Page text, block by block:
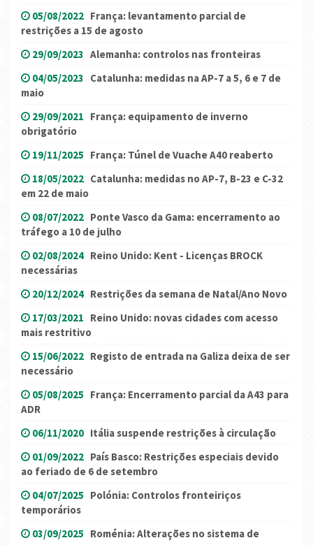
05/08/2022 França: levantamento parcial de
restrições a 15 de agosto
29/09/2023 Alemanha: controlos nas fronteiras
04/05/2023 Catalunha: medidas na AP-7 a 5, 6 e 7 de
maio
29/09/2021 França: equipamento de inverno
obrigatório
19/11/2025 França: Túnel de Vuache A40 reaberto
18/05/2022 Catalunha: medidas no AP-7, B-23 e C-32
em 22 de maio
08/07/2022 Ponte Vasco da Gama: encerramento ao
tráfego a 10 de julho
02/08/2024 Reino Unido: Kent - Licenças BROCK
necessárias
20/12/2024 Restrições da semana de Natal/Ano Novo
17/03/2021 Reino Unido: novas cidades com acesso
mais restritivo
15/06/2022 Registo de entrada na Galiza deixa de ser
necessário
05/08/2025 França: Encerramento parcial da A43 para
ADR
06/11/2020 Itália suspende restrições à circulação
01/09/2022 País Basco: Restrições especiais devido
ao feriado de 6 de setembro
04/07/2025 Polónia: Controlos fronteiriços
temporários
03/09/2025 Roménia: Alterações no sistema de